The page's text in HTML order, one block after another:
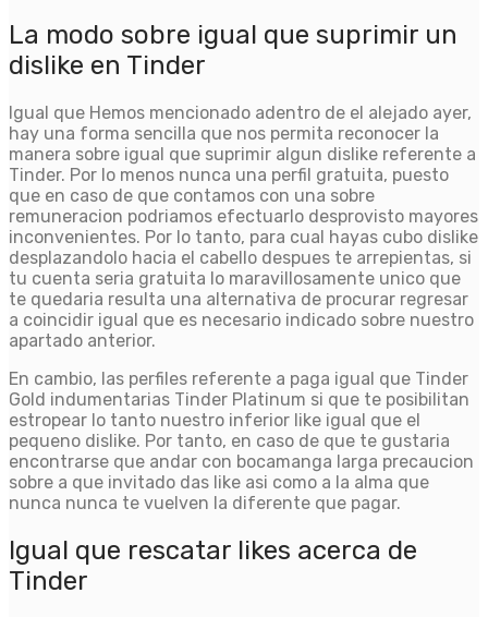
La modo sobre igual que suprimir un
dislike en Tinder
Igual que Hemos mencionado adentro de el alejado ayer,
hay una forma sencilla que nos permita reconocer la
manera sobre igual que suprimir algun dislike referente a
Tinder. Por lo menos nunca una perfil gratuita, puesto
que en caso de que contamos con una sobre
remuneracion podri­amos efectuarlo desprovisto mayores
inconvenientes. Por lo tanto, para cual hayas cubo dislike
desplazandolo hacia el cabello despues te arrepientas, si
tu cuenta seria gratuita lo maravillosamente unico que
te quedaria resulta una alternativa de procurar regresar
a coincidir igual que es necesario indicado sobre nuestro
apartado anterior.
En cambio, las perfiles referente a paga igual que Tinder
Gold indumentarias Tinder Platinum si que te posibilitan
estropear lo tanto nuestro inferior like igual que el
pequeno dislike. Por tanto, en caso de que te gustaria
encontrarse que andar con bocamanga larga precaucion
sobre a que invitado das like asi como a la alma que
nunca nunca te vuelven la diferente que pagar.
Igual que rescatar likes acerca de
Tinder